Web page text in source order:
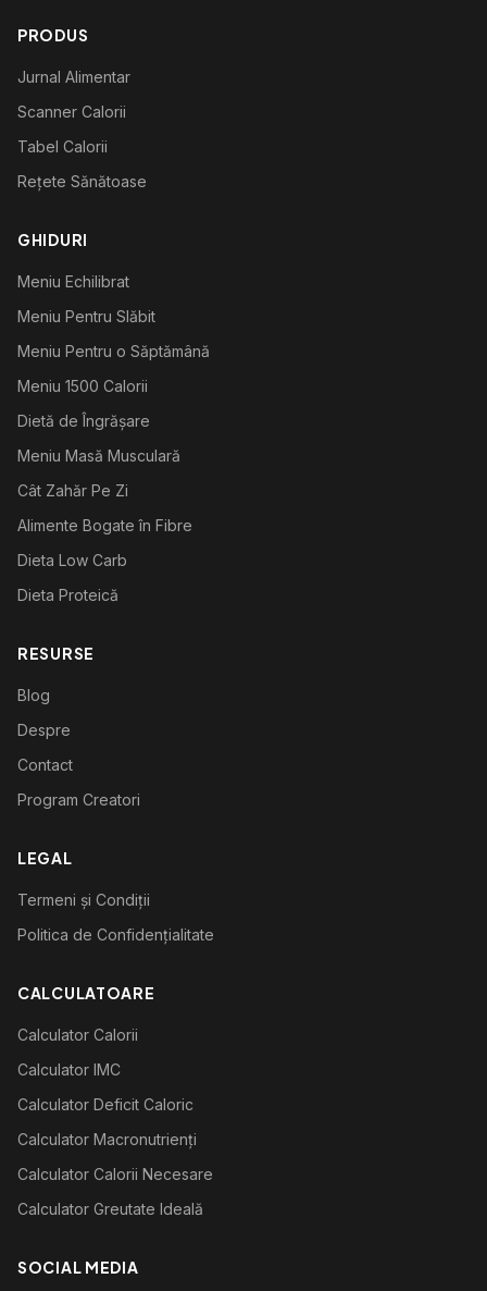
PRODUS
Jurnal Alimentar
Scanner Calorii
Tabel Calorii
Rețete Sănătoase
GHIDURI
Meniu Echilibrat
Meniu Pentru Slăbit
Meniu Pentru o Săptămână
Meniu 1500 Calorii
Dietă de Îngrășare
Meniu Masă Musculară
Cât Zahăr Pe Zi
Alimente Bogate în Fibre
Dieta Low Carb
Dieta Proteică
RESURSE
Blog
Despre
Contact
Program Creatori
LEGAL
Termeni și Condiții
Politica de Confidențialitate
CALCULATOARE
Calculator Calorii
Calculator IMC
Calculator Deficit Caloric
Calculator Macronutrienți
Calculator Calorii Necesare
Calculator Greutate Ideală
SOCIAL MEDIA